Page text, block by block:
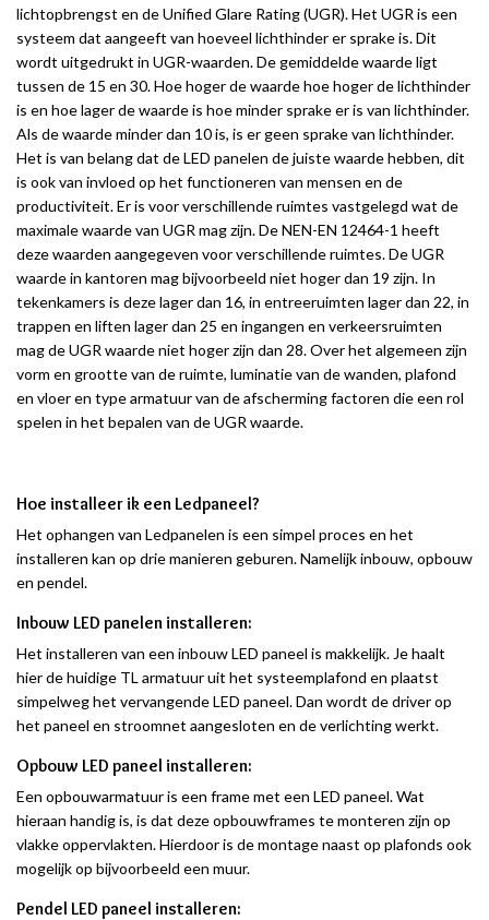
lichtopbrengst en de Unified Glare Rating (UGR). Het UGR is een
systeem dat aangeeft van hoeveel lichthinder er sprake is. Dit
wordt uitgedrukt in UGR-waarden. De gemiddelde waarde ligt
tussen de 15 en 30. Hoe hoger de waarde hoe hoger de lichthinder
is en hoe lager de waarde is hoe minder sprake er is van lichthinder.
Als de waarde minder dan 10 is, is er geen sprake van lichthinder.
Het is van belang dat de LED panelen de juiste waarde hebben, dit
is ook van invloed op het functioneren van mensen en de
productiviteit. Er is voor verschillende ruimtes vastgelegd wat de
maximale waarde van UGR mag zijn. De NEN-EN 12464-1 heeft
deze waarden aangegeven voor verschillende ruimtes. De UGR
waarde in kantoren mag bijvoorbeeld niet hoger dan 19 zijn. In
tekenkamers is deze lager dan 16, in entreeruimten lager dan 22, in
trappen en liften lager dan 25 en ingangen en verkeersruimten
mag de UGR waarde niet hoger zijn dan 28. Over het algemeen zijn
vorm en grootte van de ruimte, luminatie van de wanden, plafond
en vloer en type armatuur van de afscherming factoren die een rol
spelen in het bepalen van de UGR waarde.
Hoe installeer ik een Ledpaneel?
Het ophangen van Ledpanelen is een simpel proces en het
installeren kan op drie manieren geburen. Namelijk inbouw, opbouw
en pendel.
Inbouw LED panelen installeren:
Het installeren van een inbouw LED paneel is makkelijk. Je haalt
hier de huidige TL armatuur uit het systeemplafond en plaatst
simpelweg het vervangende LED paneel. Dan wordt de driver op
het paneel en stroomnet aangesloten en de verlichting werkt.
Opbouw LED paneel installeren:
Een opbouwarmatuur is een frame met een LED paneel. Wat
hieraan handig is, is dat deze opbouwframes te monteren zijn op
vlakke oppervlakten. Hierdoor is de montage naast op plafonds ook
mogelijk op bijvoorbeeld een muur.
Pendel LED paneel installeren: